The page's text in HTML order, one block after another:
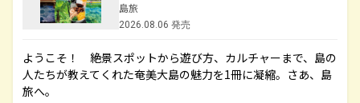
島旅
2026.08.06 発売
ようこそ！ 絶景スポットから遊び方、カルチャーまで、島の
人たちが教えてくれた奄美大島の魅力を1冊に凝縮。さあ、島
旅へ。